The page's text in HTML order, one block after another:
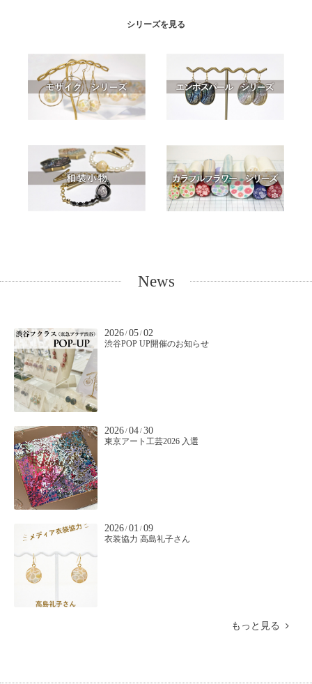
シリーズを見る
News
2026 / 05 / 02
渋谷POP UP開催のお知らせ
2026 / 04 / 30
東京アート工芸2026 入選
2026 / 01 / 09
衣装協力 高島礼子さん
もっと見る